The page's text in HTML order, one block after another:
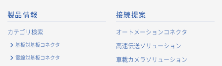
製品情報
カテゴリ検索
基板対基板コネクタ
電線対基板コネクタ
接続提案
オートメーションコネクタ
高速伝送ソリューション
車載カメラソリューション